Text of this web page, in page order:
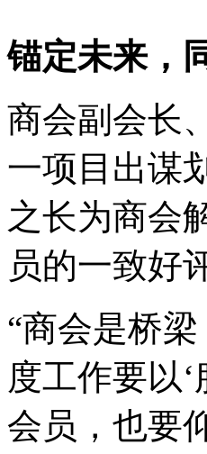
锚定未来，
商会副会长
一项目出谋
之长为商会
员的一致好
“商会是桥
度工作要以
会员，也要